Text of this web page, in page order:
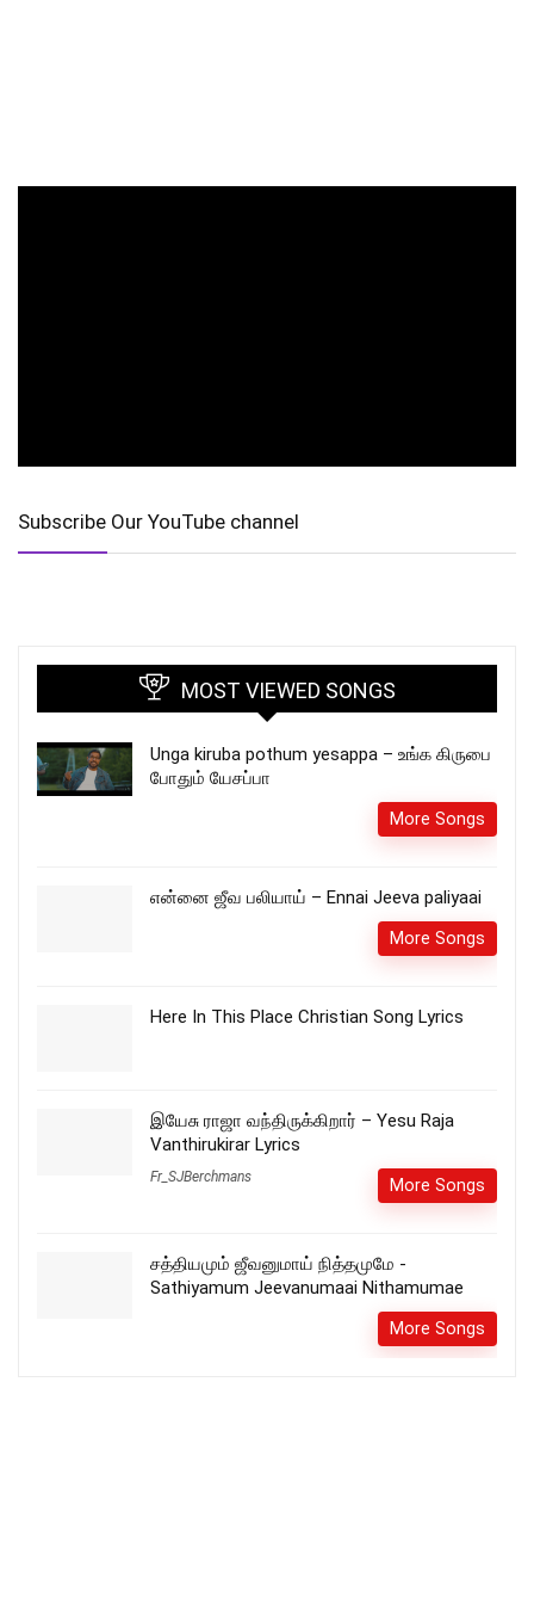
Subscribe Our YouTube channel
MOST VIEWED SONGS
Unga kiruba pothum yesappa – உங்க கிருபை
போதும் யேசப்பா
More Songs
என்னை ஜீவ பலியாய் – Ennai Jeeva paliyaai
More Songs
Here In This Place Christian Song Lyrics
இயேசு ராஜா வந்திருக்கிறார் – Yesu Raja
Vanthirukirar Lyrics
Fr_SJBerchmans More Songs
சத்தியமும் ஜீவனுமாய் நித்தமுமே -
Sathiyamum Jeevanumaai Nithamumae
More Songs